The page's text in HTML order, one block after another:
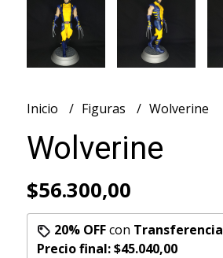
Inicio Figuras Wolverine
Wolverine
$56.300,00
20% OFFcon Transferencia
Precio final:$45.040,00